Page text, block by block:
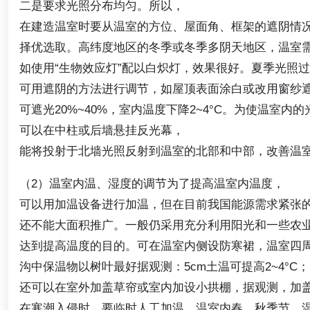
二是要求光照分布均匀。所以，
在建造温室时要从温室的方位、屋面角、框架的遮阴情
择优选取。高纬度地区的冬季或冬季多阴天地区，温室
如使用“生物效应灯”配以白炽灯，效果很好。夏季光照
可用遮阴的方法进行调节，如屋顶表面涂白或改用窗纱
可遮光20%~40%，室内温度下降2~4°C。为使温室内的
可以在中柱或后墙悬挂反光幕，
能将投射于北墙光照反射到温室的北部和中部，改善温
（2）温室内温、湿度的调节为了提高温室内温度，
可以用加温设备进行加温，但在目前我国能源需求紧张
还不能大面积推广。一般仍采用充分利用阳光和一些农
达到提高温度的目的。可在温室内侧设防寒裙，温室四
沟中保温物以树叶最好据观测：5cm土温可提高2~4°C；
还可以在室外加盖草帘或室内加设小拱棚，据观测，加